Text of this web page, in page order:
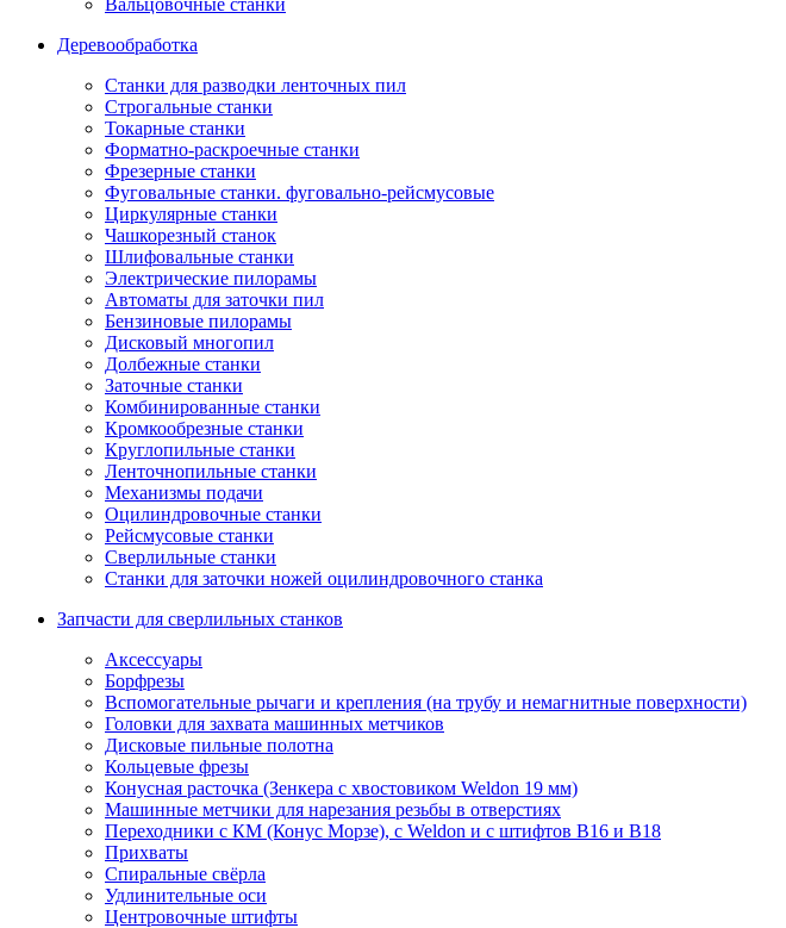
Вальцовочные станки
Деревообработка
Станки для разводки ленточных пил
Строгальные станки
Токарные станки
Форматно-раскроечные станки
Фрезерные станки
Фуговальные станки. фуговально-рейсмусовые
Циркулярные станки
Чашкорезный станок
Шлифовальные станки
Электрические пилорамы
Автоматы для заточки пил
Бензиновые пилорамы
Дисковый многопил
Долбежные станки
Заточные станки
Комбинированные станки
Кромкообрезные станки
Круглопильные станки
Ленточнопильные станки
Механизмы подачи
Оцилиндровочные станки
Рейсмусовые станки
Сверлильные станки
Станки для заточки ножей оцилиндровочного станка
Запчасти для сверлильных станков
Аксессуары
Борфрезы
Вспомогательные рычаги и крепления (на трубу и немагнитные поверхности)
Головки для захвата машинных метчиков
Дисковые пильные полотна
Кольцевые фрезы
Конусная расточка (Зенкера с хвостовиком Weldon 19 мм)
Машинные метчики для нарезания резьбы в отверстиях
Переходники с КМ (Конус Морзе), с Weldon и с штифтов В16 и В18
Прихваты
Спиральные свёрла
Удлинительные оси
Центровочные штифты